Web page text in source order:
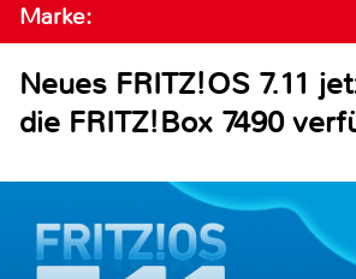
Marke:
Neues FRITZ!OS 7.11
die FRITZ!Box 7490